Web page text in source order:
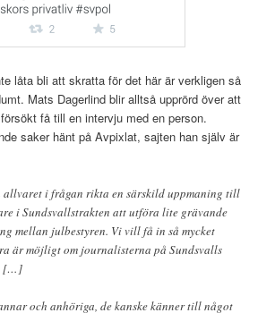
låta bli att skratta för det här är verkligen så
Mats Dagerlind blir alltså upprörd över att
få till en intervju med en person.
saker hänt på Avpixlat, sajten han själv är
i frågan rikta en särskild uppmaning till
i Sundsvallstrakten att utföra lite grävande
mellan julbestyren. Vi vill få in så mycket
är möjligt om journalisterna på Sundsvalls
[…]
och anhöriga, de kanske känner till något